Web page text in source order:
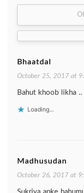
Bhaatdal
October 25, 2017 at
Bahut khoob likha
Loading...
Madhusudan
October 26, 2017 at